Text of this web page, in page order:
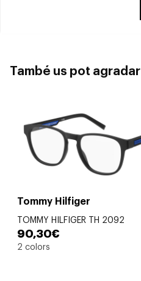
També us pot agradar
Tommy Hilfiger
TOMMY HILFIGER TH 2092
90,30€
2 colors